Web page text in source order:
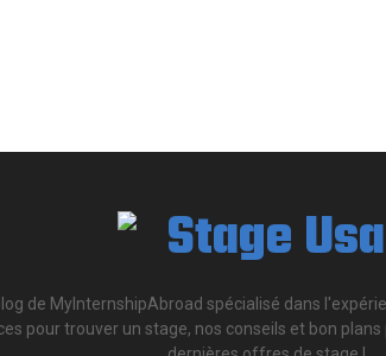
de MyInternshipAbroad spécialisé dans
pour trouver un stage, nos conseils et bon